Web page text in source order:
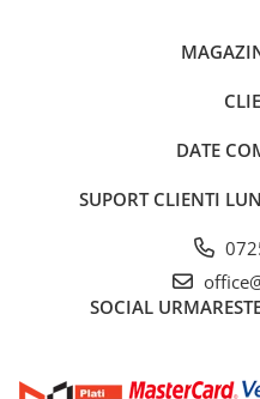
DATE
SUPORT CLIENTI
SOCIAL